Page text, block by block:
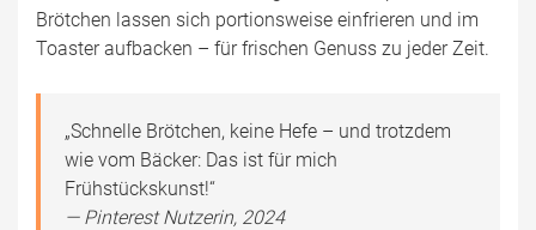
Brötchen lassen sich portionsweise einfrieren und im
Toaster aufbacken – für frischen Genuss zu jeder Zeit.
„Schnelle Brötchen, keine Hefe – und trotzdem
wie vom Bäcker: Das ist für mich
Frühstückskunst!“
— Pinterest Nutzerin, 2024